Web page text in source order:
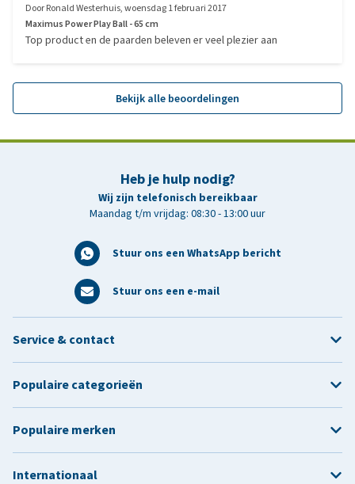
DoorRonald Westerhuis,woensdag 1 februari 2017
Maximus Power Play Ball - 65 cm
Top product en de paarden beleven er veel plezier aan
Bekijk alle beoordelingen
Heb je hulp nodig?
Wij zijn telefonisch bereikbaar
Maandag t/m vrijdag: 08:30 - 13:00 uur
Stuur ons een WhatsApp bericht
Stuur ons een e-mail
Service & contact
Populaire categorieën
Populaire merken
Internationaal